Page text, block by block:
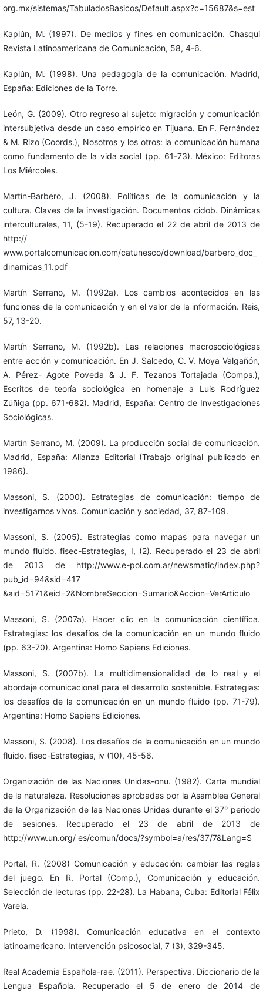
org.mx/sistemas/TabuladosBasicos/Default.aspx?c=15687&s=est
Kaplún, M. (1997). De medios y fines en comunicación. Chasqui
Revista Latinoamericana de Comunicación, 58, 4-6.
Kaplún, M. (1998). Una pedagogía de la comunicación. Madrid,
España: Ediciones de la Torre.
León, G. (2009). Otro regreso al sujeto: migración y comunicación
intersubjetiva desde un caso empírico en Tijuana. En F. Fernández
& M. Rizo (Coords.), Nosotros y los otros: la comunicación humana
como fundamento de la vida social (pp. 61-73). México: Editoras
Los Miércoles.
Martín-Barbero, J. (2008). Políticas de la comunicación y la
cultura. Claves de la investigación. Documentos cidob. Dinámicas
interculturales, 11, (5-19). Recuperado el 22 de abril de 2013 de
http://
www.portalcomunicacion.com/catunesco/download/barbero_doc_
dinamicas_11.pdf
Martín Serrano, M. (1992a). Los cambios acontecidos en las
funciones de la comunicación y en el valor de la información. Reis,
57, 13-20.
Martín Serrano, M. (1992b). Las relaciones macrosociológicas
entre acción y comunicación. En J. Salcedo, C. V. Moya Valgañón,
A. Pérez- Agote Poveda & J. F. Tezanos Tortajada (Comps.),
Escritos de teoría sociológica en homenaje a Luis Rodríguez
Zúñiga (pp. 671-682). Madrid, España: Centro de Investigaciones
Sociológicas.
Martín Serrano, M. (2009). La producción social de comunicación.
Madrid, España: Alianza Editorial (Trabajo original publicado en
1986).
Massoni, S. (2000). Estrategias de comunicación: tiempo de
investigarnos vivos. Comunicación y sociedad, 37, 87-109.
Massoni, S. (2005). Estrategias como mapas para navegar un
mundo fluido. fisec-Estrategias, I, (2). Recuperado el 23 de abril
de 2013 de http://www.e-pol.com.ar/newsmatic/index.php?
pub_id=94&sid=417
&aid=5171&eid=2&NombreSeccion=Sumario&Accion=VerArticulo
Massoni, S. (2007a). Hacer clic en la comunicación científica.
Estrategias: los desafíos de la comunicación en un mundo fluido
(pp. 63-70). Argentina: Homo Sapiens Ediciones.
Massoni, S. (2007b). La multidimensionalidad de lo real y el
abordaje comunicacional para el desarrollo sostenible. Estrategias:
los desafíos de la comunicación en un mundo fluido (pp. 71-79).
Argentina: Homo Sapiens Ediciones.
Massoni, S. (2008). Los desafíos de la comunicación en un mundo
fluido. fisec-Estrategias, iv (10), 45-56.
Organización de las Naciones Unidas-onu. (1982). Carta mundial
de la naturaleza. Resoluciones aprobadas por la Asamblea General
de la Organización de las Naciones Unidas durante el 37° periodo
de sesiones. Recuperado el 23 de abril de 2013 de
http://www.un.org/ es/comun/docs/?symbol=a/res/37/7&Lang=S
Portal, R. (2008) Comunicación y educación: cambiar las reglas
del juego. En R. Portal (Comp.), Comunicación y educación.
Selección de lecturas (pp. 22-28). La Habana, Cuba: Editorial Félix
Varela.
Prieto, D. (1998). Comunicación educativa en el contexto
latinoamericano. Intervención psicosocial, 7 (3), 329-345.
Real Academia Española-rae. (2011). Perspectiva. Diccionario de la
Lengua Española. Recuperado el 5 de enero de 2014 de